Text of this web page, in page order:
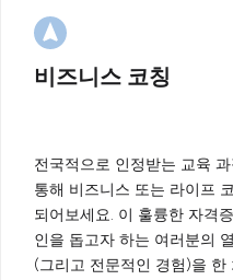
비즈니스 코칭
전국적으로 인정받는 교육
통해 비즈니스 또는 라이프
되어보세요. 이 훌륭한 자격
인을 돕고자 하는 여러분의
(그리고 전문적인 경험)을 한